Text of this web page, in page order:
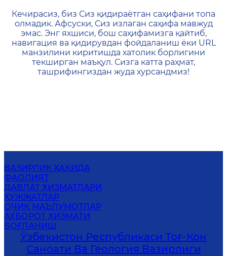
404 — Страница не
Кечирасиз, биз Сиз қидираётган саҳифани топа
олмадик. Афсуски, Сиз излаган саҳифа мавжуд
эмас. Энг яхшиси, бош саҳифамизга қайтиб,
навигация ва қидирувдан фойдаланиш ёки URL
манзилини киритишда хатолик борлигини
текширган маъқул. Сизга катта раҳмат,
ташрифингиздан жуда хурсандмиз!
ВАЗИРЛИК ҲАҚИДА
ФАОЛИЯТ
ДАВЛАТ ХИЗМАТЛАРИ
ҲУЖЖАТЛАР
ОЧИҚ МАЪЛУМОТЛАР
АХБОРОТ ХИЗМАТИ
БОҒЛАНИШ
Ўзбекистон Республикаси Тоғ-Кон
Саноати Ва Геология Вазирлиги